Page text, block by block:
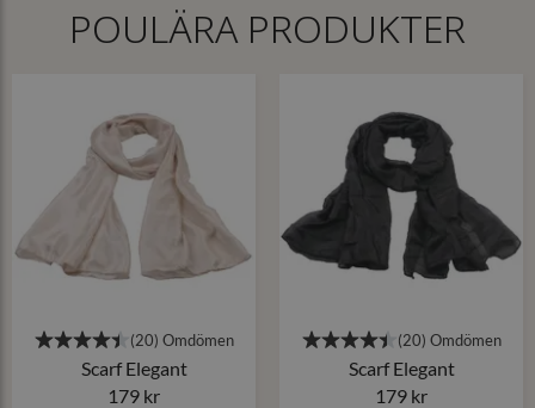
POULÄRA PRODUKTER
Scarf Elegant
179 kr
Scarf Elegant
179 kr